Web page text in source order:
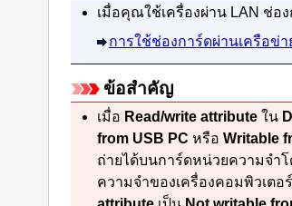
เมื่อคุณใช้เครื่องผ่าน LAN ช่อ
การใช้ช่องการ์ดผ่านเครือข่า
ข้อสำคัญ
เมื่อ Read/write attributeใน
from USB PC หรือ Writable
ถ่ายได้บนการ์ดหน่วยความจำโ
ความจำของเครื่องคอมพิวเต